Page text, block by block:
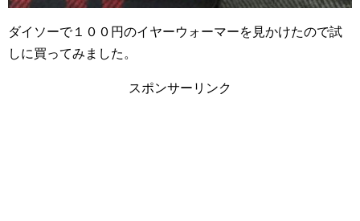
ダイソーで１００円のイヤーウォーマーを見かけたので試
しに買ってみました。
スポンサーリンク